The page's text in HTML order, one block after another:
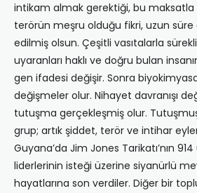
intikam almak gerektiği, bu maksatla
terörün meşru olduğu fikri, uzun
edilmiş olsun. Çeşitli vasıtalarla
uyaranları haklı ve doğru bulan
gen ifadesi değişir. Sonra
değişmeler olur. Nihayet davranışı
tutuşma gerçekleşmiş olur.
grup; artık şiddet, terör ve intihar
Guyana’da Jim Jones Tarikatı’nın 914
liderlerinin isteği üzerine siyanürlü
hayatlarına son verdiler. Diğer bir